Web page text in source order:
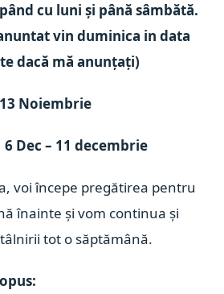
cu luni și până sâmbătă.
vin duminica in data
dacă mă anunțați)
Noiembrie
6 Dec – 11 decembrie
voi începe pregătirea pentru
înainte și vom continua și
tot o săptămână.